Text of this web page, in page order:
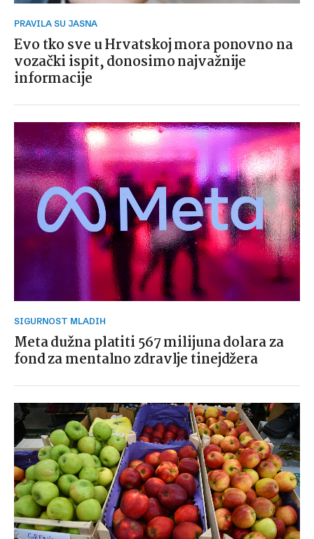
PRAVILA SU JASNA
Evo tko sve u Hrvatskoj mora ponovno na
vozački ispit, donosimo najvažnije
informacije
SIGURNOST MLADIH
Meta dužna platiti 567 milijuna dolara za
fond za mentalno zdravlje tinejdžera